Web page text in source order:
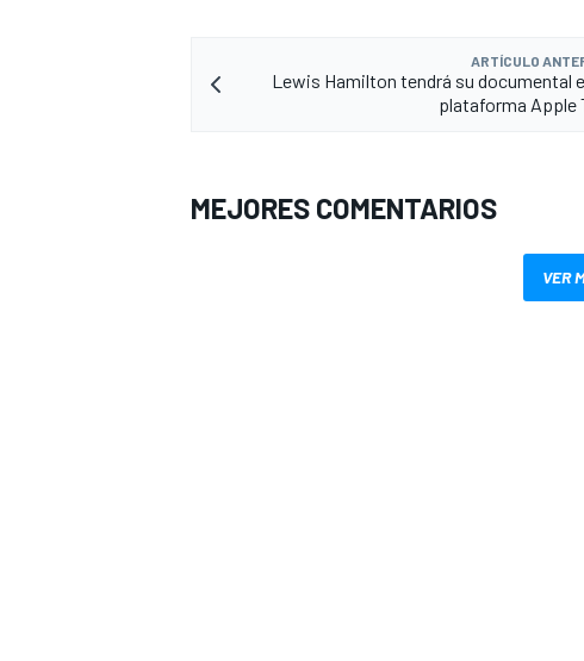
ARTÍCULO
Lewis Hamilton tendrá su documental
plataforma Apple
MEJORES COMENTARIOS
VER